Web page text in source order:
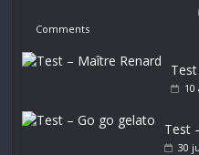
Comments
10
Test
30